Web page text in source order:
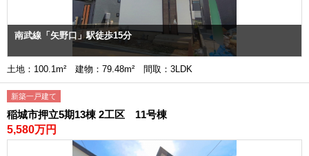
南武線「矢野口」駅徒歩15分
土地：100.1m² 建物：79.48m² 間取：3LDK
新築一戸建て
稲城市押立5期13棟 2工区 11号棟
5,580万円